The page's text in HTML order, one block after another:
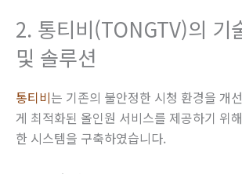
2. 통티비(TONGTV)의 기
및 솔루션
통티비는 기존의 불안정한 시청 환경을 개
게 최적화된 올인원 서비스를 제공하기 위
한 시스템을 구축하였습니다.